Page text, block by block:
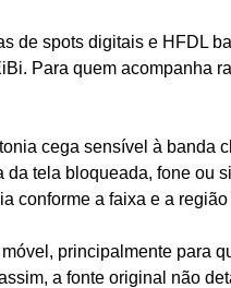
de spots digitais e HFDL
Para quem acompanha
cega sensível à banda
tela bloqueada, fone ou
conforme a faixa e a região
principalmente para
a fonte original não